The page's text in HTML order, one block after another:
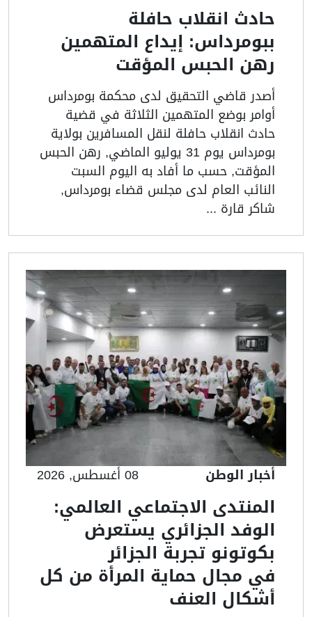
حادث انقلاب حافلة
ببومرداس: إيداع المتهمين
رهن الحبس المؤقت
أصدر قاضي التحقيق لدى محكمة بومرداس
أوامر بوضع المتهمين الثلاثة في قضية
حادث انقلاب حافلة لنقل المسافرين بولاية
بومرداس يوم 31 يوليو الماضي, رهن الحبس
المؤقت, حسب ما أفاد به اليوم السبت
النائب العام لدى مجلس قضاء بومرداس,
شاكر قارة ...
أخبار الوطن 08 أغسطس, 2026
المنتدى الاجتماعي العالمي:
الوفد الجزائري يستعرض
بكوتونو تجربة الجزائر
في مجال حماية المرأة من كل
أشكال العنف